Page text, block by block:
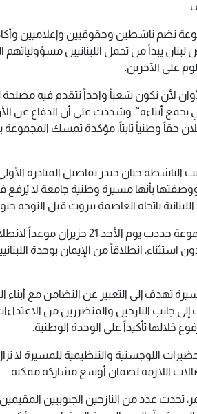
تضم ناشطين وحقوقيين وإعلاميين
لبنان يبدأ من تحمل اللبنانيين
على الآخرين.
لأن نكون شعباً واحداً تتقدم فيه مصلحة
أبناءه”. وشددت على أن الدفاع عن
حقاً وطنياً ثابتاً، مؤكدة تمسك المجموعة
حنان حيدر تفاصيل المبادرة
بأنها مسيرة وطنية جامعة لا يُرفع
باتجاه العاصمة بيروت قبل التوجه
وأعلنت أن المجموعة حددت يوم
دون استثناء، انطلاقاً من الإيمان بوحدة
تهدف إلى التعبير عن التضامن مع
جانب النازحين والمتضررين من
خلالها تأكيداً على الوحدة الوطنية.
اللوجستية والتنظيمية للمسيرة لا
اللازمة لضمان أوسع مشاركة ممكنة.
تحدث عدد من النازحين الجنوبيين